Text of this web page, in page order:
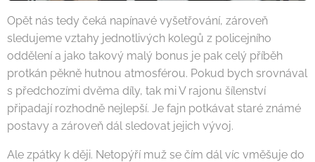
Opět nás tedy čeká napínavé vyšetřování, zároveň
sledujeme vztahy jednotlivých kolegů z policejního
oddělení a jako takový malý bonus je pak celý příběh
protkán pěkně hutnou atmosférou. Pokud bych srovnával
s předchozími dvěma díly, tak mi V rajonu šílenství
připadají rozhodně nejlepší. Je fajn potkávat staré známé
postavy a zároveň dál sledovat jejich vývoj.
Ale zpátky k ději. Netopýří muž se čím dál víc vměšuje do